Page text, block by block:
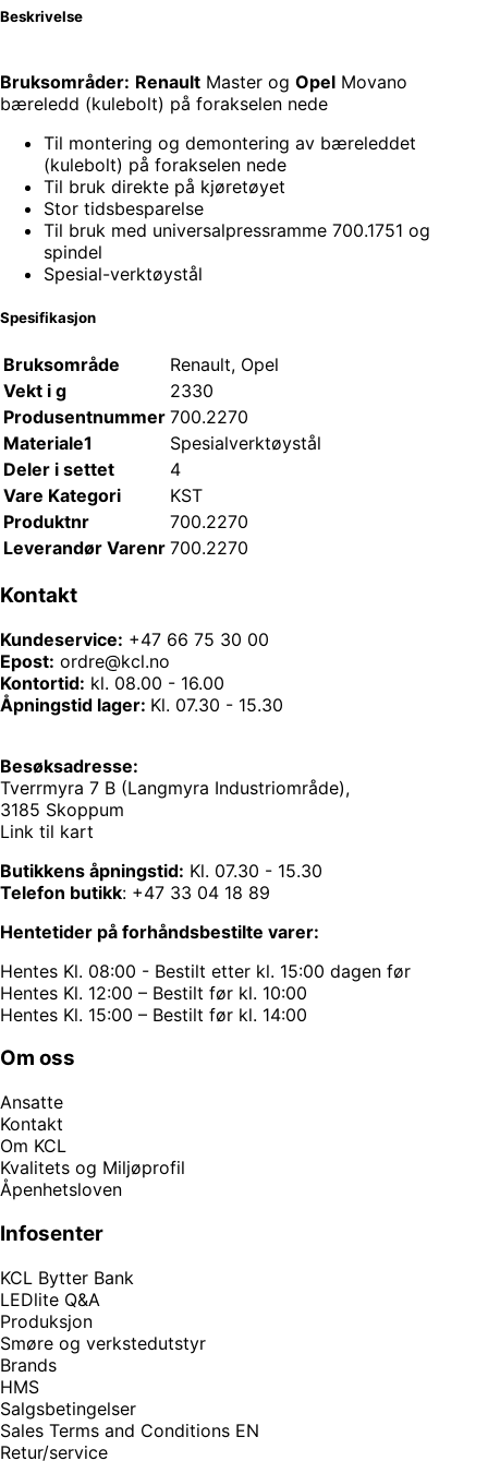
Beskrivelse
Bruksområder: Renault Master og Opel Movano
bæreledd (kulebolt) på forakselen nede
Til montering og demontering av bæreleddet
(kulebolt) på forakselen nede
Til bruk direkte på kjøretøyet
Stor tidsbesparelse
Til bruk med universalpressramme 700.1751 og
spindel
Spesial-verktøystål
Spesifikasjon
Bruksområde
Renault, Opel
Vekt i g
2330
Produsentnummer 700.2270
Materiale1
Spesialverktøystål
Deler i settet
4
Vare Kategori
KST
Produktnr
700.2270
Leverandør Varenr 700.2270
Kontakt
Kundeservice: +47 66 75 30 00
Epost: ordre@kcl.no
Kontortid: kl. 08.00 - 16.00
Åpningstid lager: Kl. 07.30 - 15.30
Besøksadresse:
Tverrmyra 7 B (Langmyra Industriområde),
3185 Skoppum
Link til kart
Butikkens åpningstid: Kl. 07.30 - 15.30
Telefon butikk: +47 33 04 18 89
Hentetider på forhåndsbestilte varer:
Hentes Kl. 08:00 - Bestilt etter kl. 15:00 dagen før
Hentes Kl. 12:00 – Bestilt før kl. 10:00
Hentes Kl. 15:00 – Bestilt før kl. 14:00
Om oss
Ansatte
Kontakt
Om KCL
Kvalitets og Miljøprofil
Åpenhetsloven
Infosenter
KCL Bytter Bank
LEDlite Q&A
Produksjon
Smøre og verkstedutstyr
Brands
HMS
Salgsbetingelser
Sales Terms and Conditions EN
Retur/service